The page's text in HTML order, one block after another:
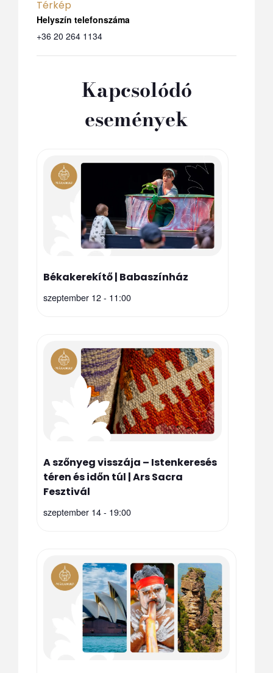
Térkép
+36 20 264 1134
Kapcsolódó
események
Békakerekítő | Babaszínház
szeptember 12 - 11:00
A szőnyeg visszája – Istenkeresés
téren és időn túl | Ars Sacra
Fesztivál
szeptember 14 - 19:00